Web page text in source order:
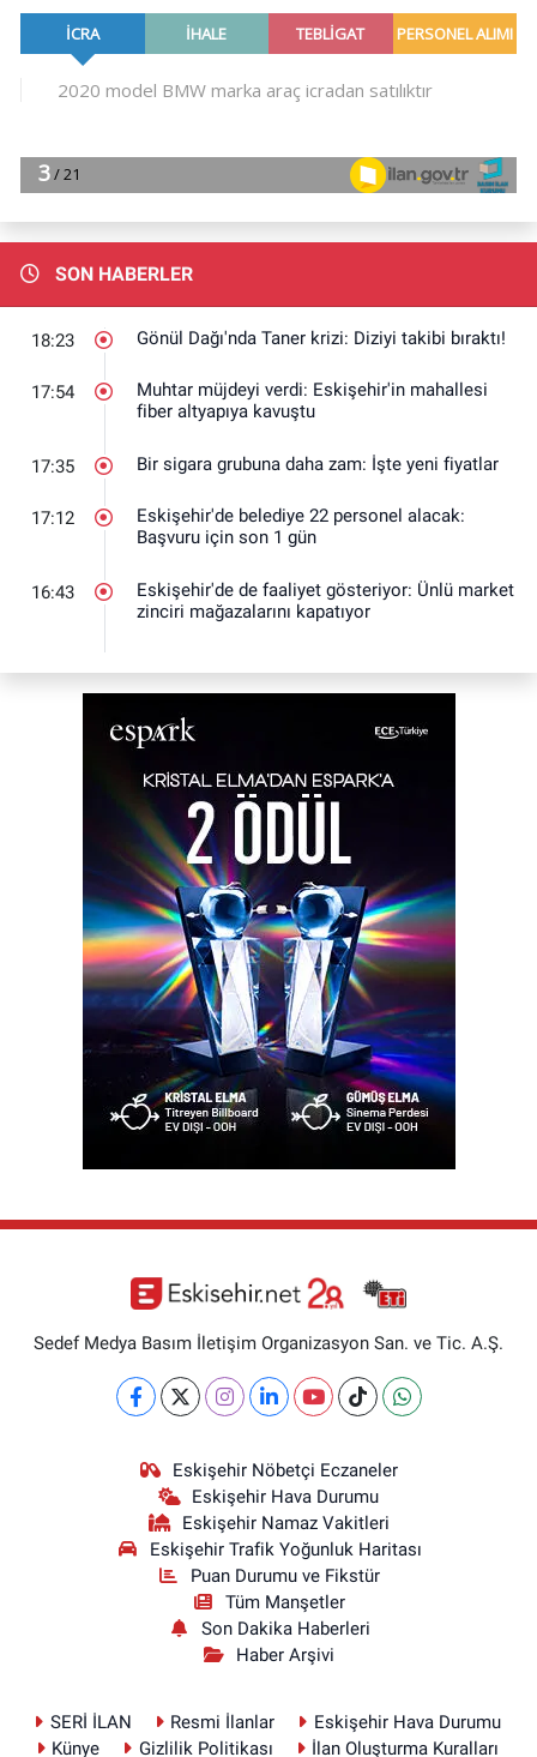
SON HABERLER
18:23 Gönül Dağı'nda Taner krizi: Diziyi takibi bıraktı!
17:54
Muhtar müjdeyi verdi: Eskişehir'in mahallesi
fiber altyapıya kavuştu
17:35 Bir sigara grubuna daha zam: İşte yeni fiyatlar
17:12
Eskişehir'de belediye 22 personel alacak:
Başvuru için son 1 gün
16:43
Eskişehir'de de faaliyet gösteriyor: Ünlü market
zinciri mağazalarını kapatıyor
Sedef Medya Basım İletişim Organizasyon San. ve Tic. A.Ş.
Eskişehir Nöbetçi Eczaneler
Eskişehir Hava Durumu
Eskişehir Namaz Vakitleri
Eskişehir Trafik Yoğunluk Haritası
Puan Durumu ve Fikstür
Tüm Manşetler
Son Dakika Haberleri
Haber Arşivi
SERİ İLAN Resmi İlanlar
Eskişehir Hava Durumu
Künye
Gizlilik Politikası İlan Oluşturma Kuralları